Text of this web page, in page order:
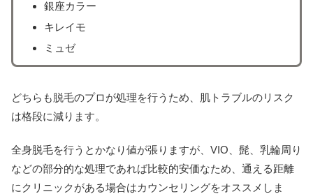
銀座カラー
キレイモ
ミュゼ
どちらも脱毛のプロが処理を行うため、肌トラブルのリスク
は格段に減ります。
全身脱毛を行うとかなり値が張りますが、VIO、髭、乳輪周り
などの部分的な処理であれば比較的安価なため、通える距離
にクリニックがある場合はカウンセリングをオススメしま